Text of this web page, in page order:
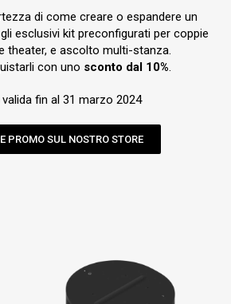
di come creare o espandere un
esclusivi kit preconfigurati per coppie
theater, e ascolto multi-stanza.
con uno sconto dal 10%.
fin al 31 marzo 2024
PROMO SUL NOSTRO STORE